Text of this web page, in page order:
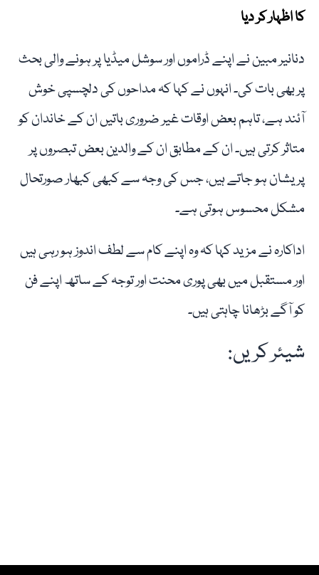
کا اظہار کر دیا
دنانیر مبین نے اپنے ڈراموں اور سوشل میڈیا پر ہونے والی بحث
پر بھی بات کی۔ انہوں نے کہا کہ مداحوں کی دلچسپی خوش
آئند ہے، تاہم بعض اوقات غیر ضروری باتیں ان کے خاندان کو
متاثر کرتی ہیں۔ ان کے مطابق ان کے والدین بعض تبصروں پر
پریشان ہو جاتے ہیں، جس کی وجہ سے کبھی کبھار صورتحال
مشکل محسوس ہوتی ہے۔
اداکارہ نے مزید کہا کہ وہ اپنے کام سے لطف اندوز ہو رہی ہیں
اور مستقبل میں بھی پوری محنت اور توجہ کے ساتھ اپنے فن
کو آگے بڑھانا چاہتی ہیں۔
شیئر کریں: